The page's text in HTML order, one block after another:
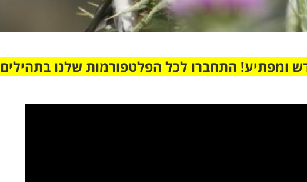
ומפתיע! התחברו לכל הפלטפורמות שלנו בתהילים